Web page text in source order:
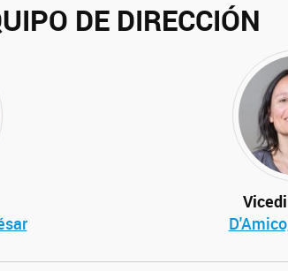
DE DIRECCIÓN